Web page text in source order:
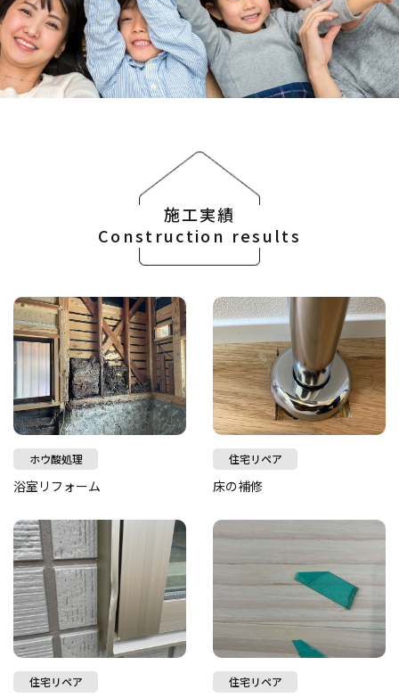
施工実績
Construction results
ホウ酸処理
浴室リフォーム
住宅リペア
床の補修
住宅リペア 住宅リペア